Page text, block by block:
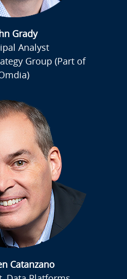
Grady
Analyst
Group (Part of
Catanzano